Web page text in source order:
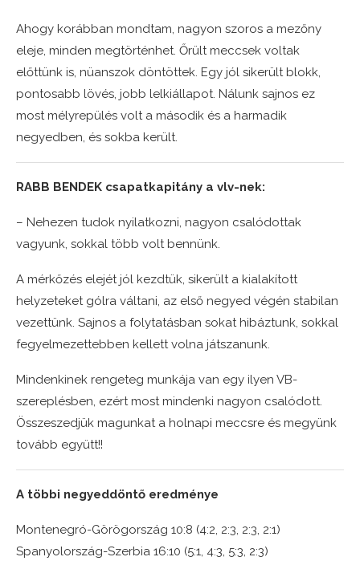
Ahogy korábban mondtam, nagyon szoros a mezőny
eleje, minden megtörténhet. Őrült meccsek voltak
előttünk is, nüanszok döntöttek. Egy jól sikerült blokk,
pontosabb lövés, jobb lelkiállapot. Nálunk sajnos ez
most mélyrepülés volt a második és a harmadik
negyedben, és sokba került.
RABB BENDEK csapatkapitány a vlv-nek:
– Nehezen tudok nyilatkozni, nagyon csalódottak
vagyunk, sokkal több volt bennünk.
A mérkőzés elejét jól kezdtük, sikerült a kialakított
helyzeteket gólra váltani, az első negyed végén stabilan
vezettünk. Sajnos a folytatásban sokat hibáztunk, sokkal
fegyelmezettebben kellett volna játszanunk.
Mindenkinek rengeteg munkája van egy ilyen VB-
szereplésben, ezért most mindenki nagyon csalódott.
Összeszedjük magunkat a holnapi meccsre és megyünk
tovább együtt!!
A többi negyeddöntő eredménye
Montenegró-Görögország 10:8 (4:2, 2:3, 2:3, 2:1)
Spanyolország-Szerbia 16:10 (5:1, 4:3, 5:3, 2:3)